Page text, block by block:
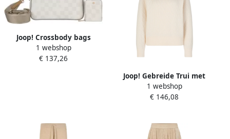
Joop! Crossbody bags
Cortina Piazza Jasmina
Shoulderbag Shz in crème
1 webshop
€ 137,26
Joop! Gebreide Trui met
Decoratief Patroon voor
Vrouwen Beige Dames
1 webshop
€ 146,08